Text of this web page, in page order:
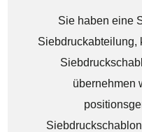
Sie haben eine
Siebdruckabteilung,
übernehmen